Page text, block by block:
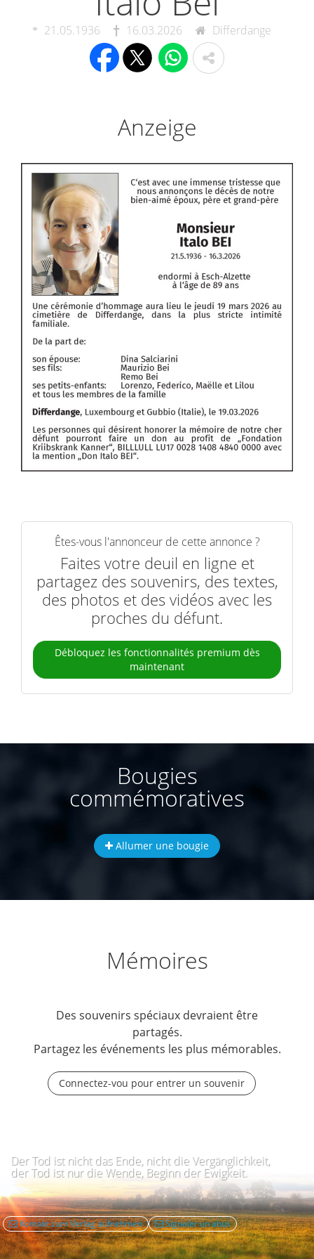
21.05.1936 16.03.2026 Differdange
Anzeige
Êtes-vous l'annonceur de cette annonce ?
Faites votre deuil en ligne et
partagez des souvenirs, des textes,
des photos et des vidéos avec les
proches du défunt.
Débloquez les fonctionnalités premium dès
maintenant
Bougies
commémoratives
Allumer une bougie
Mémoires
Des souvenirs spéciaux devraient être
partagés.
Partagez les événements les plus mémorables.
Connectez-vou pour entrer un souvenir
Der Tod ist nicht das Ende, nicht die Vergänglichkeit,
der Tod ist nur die Wende, Beginn der Ewigkeit.
Kontakt zum Verlag aufnehmen Signaler un abus